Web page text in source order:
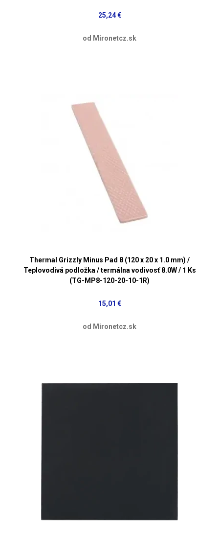
25,24 €
od Mironetcz.sk
Thermal Grizzly Minus Pad 8 (120 x 20 x 1.0 mm) /
Teplovodivá podložka / termálna vodivosť 8.0W / 1 Ks
(TG-MP8-120-20-10-1R)
15,01 €
od Mironetcz.sk